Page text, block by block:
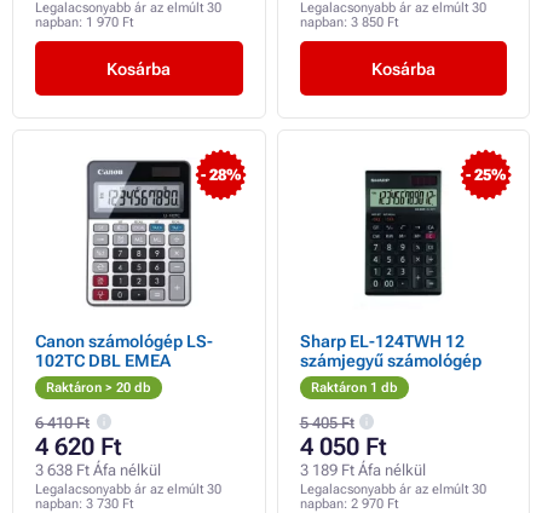
Legalacsonyabb ár az elmúlt 30
napban: 1 970 Ft
Kosárba
Legalacsonyabb ár az elmúlt 30
napban: 3 850 Ft
Kosárba
- 28%
Canon számológép LS-
102TC DBL EMEA
Raktáron > 20 db
6 410 Ft
4 620 Ft
3 638 Ft Áfa nélkül
Legalacsonyabb ár az elmúlt 30
napban: 3 730 Ft
- 25%
Sharp EL-124TWH 12
számjegyű számológép
Raktáron 1 db
5 405 Ft
4 050 Ft
3 189 Ft Áfa nélkül
Legalacsonyabb ár az elmúlt 30
napban: 2 970 Ft